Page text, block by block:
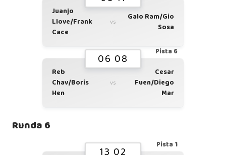
Juanjo
Llove/Frank
Cace
vs
Galo Ram/Gio
Sosa
Pista 6
06 08
Reb
Chav/Boris
Hen
vs
Cesar
Fuen/Diego
Mar
Runda 6
Pista 1